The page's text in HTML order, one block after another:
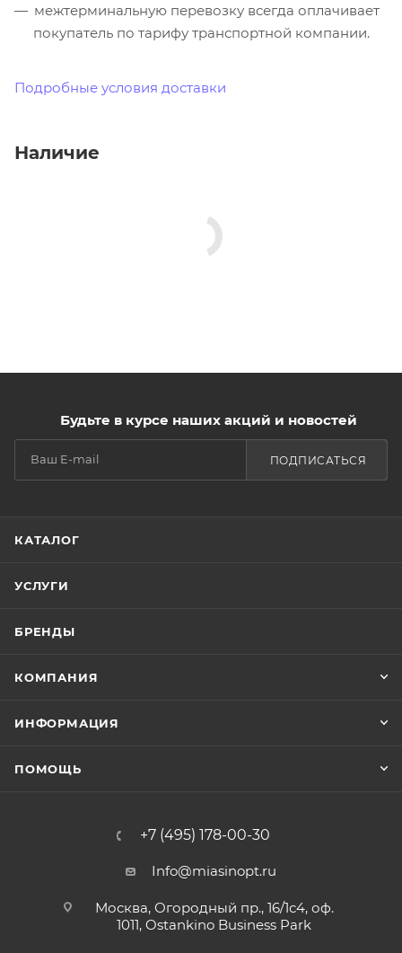
межтерминальную перевозку всегда оплачивает
покупатель по тарифу транспортной компании.
Подробные условия доставки
Наличие
Будьте в курсе наших акций и новостей
ПОДПИСАТЬСЯ
КАТАЛОГ
УСЛУГИ
БРЕНДЫ
КОМПАНИЯ
ИНФОРМАЦИЯ
ПОМОЩЬ
+7 (495) 178-00-30
Info@miasinopt.ru
Москва, Огородный пр., 16/1с4, оф.
1011, Ostankino Business Park